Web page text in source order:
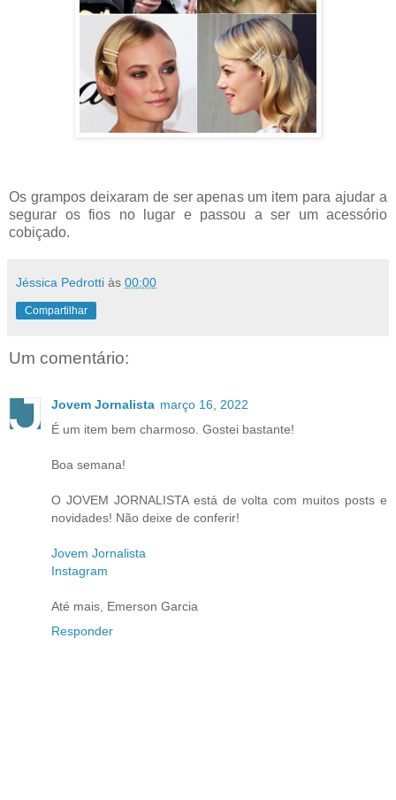
Os grampos deixaram de ser apenas um item para ajudar a
segurar os fios no lugar e passou a ser um acessório
cobiçado.
Jéssica Pedrotti às 00:00
Compartilhar
Um comentário:
Jovem Jornalista março 16, 2022
É um item bem charmoso. Gostei bastante!
Boa semana!
O JOVEM JORNALISTA está de volta com muitos posts e
novidades! Não deixe de conferir!
Jovem Jornalista
Instagram
Até mais, Emerson Garcia
Responder